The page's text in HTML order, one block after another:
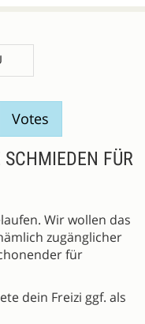
Votes
FÜR
Wir wollen das
zugänglicher
für
dein Freizi ggf. als